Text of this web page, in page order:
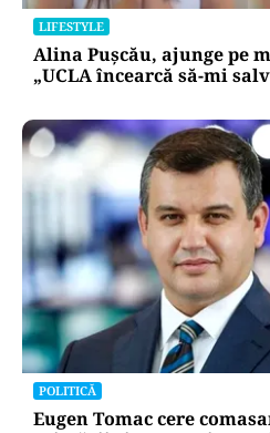
LIFESTYLE
Alina Pușcău, ajunge pe
„UCLA încearcă să-mi
POLITICĂ
Eugen Tomac cere